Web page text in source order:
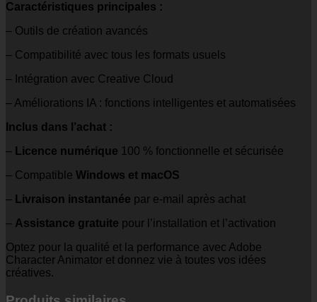
Caractéristiques principales :
– Outils de création avancés
– Compatibilité avec tous les formats usuels
– Intégration avec Creative Cloud
– Améliorations IA : fonctions intelligentes et automatisées
Inclus dans l’achat :
– Licence numérique 100 % fonctionnelle et sécurisée
– Compatible Windows et macOS
– Livraison instantanée par e-mail après achat
– Assistance gratuite pour l’installation et l’activation
Optez pour la qualité et la performance avec Adobe
Character Animator et donnez vie à toutes vos idées
créatives.